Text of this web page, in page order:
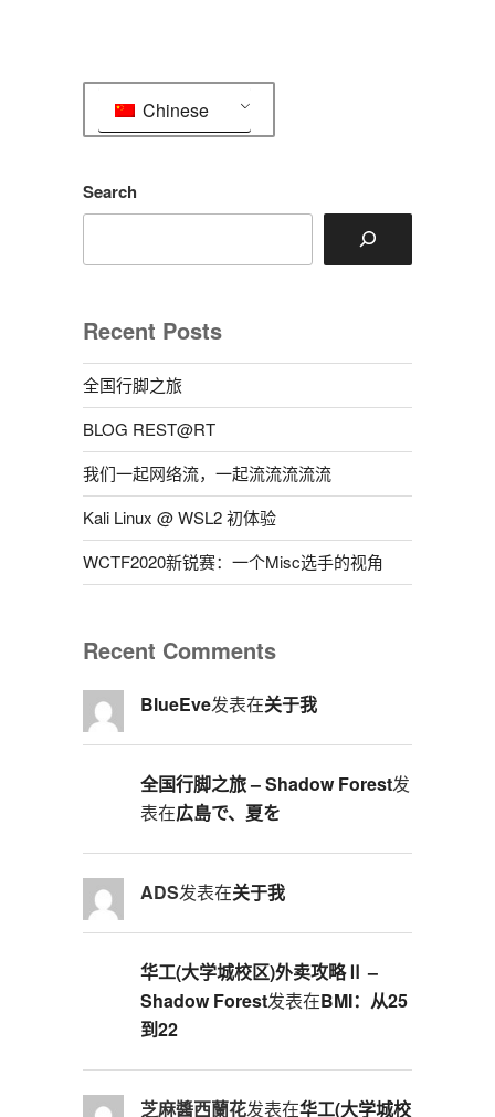
Chinese
Search
Recent Posts
全国行脚之旅
BLOG REST@RT
我们一起网络流，一起流流流流流
Kali Linux @ WSL2 初体验
WCTF2020新锐赛：一个Misc选手的视角
Recent Comments
BlueEve发表在关于我
全国行脚之旅 – Shadow Forest发
表在広島で、夏を
ADS发表在关于我
华工(大学城校区)外卖攻略Ⅱ –
Shadow Forest发表在BMI：从25
到22
芝麻醬西蘭花发表在华工(大学城校